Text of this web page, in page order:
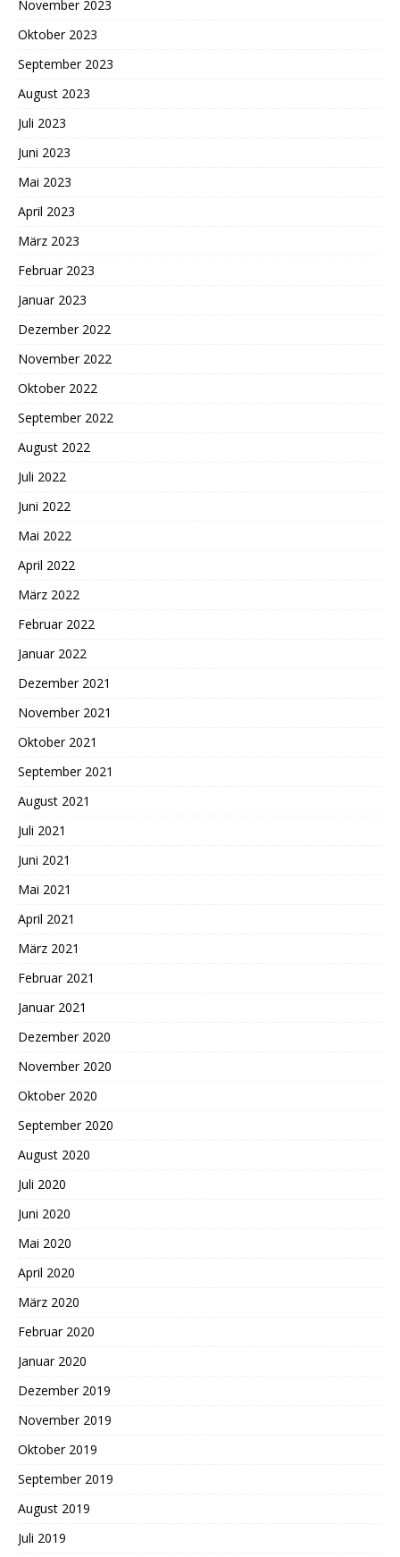
November 2023
Oktober 2023
September 2023
August 2023
Juli 2023
Juni 2023
Mai 2023
April 2023
März 2023
Februar 2023
Januar 2023
Dezember 2022
November 2022
Oktober 2022
September 2022
August 2022
Juli 2022
Juni 2022
Mai 2022
April 2022
März 2022
Februar 2022
Januar 2022
Dezember 2021
November 2021
Oktober 2021
September 2021
August 2021
Juli 2021
Juni 2021
Mai 2021
April 2021
März 2021
Februar 2021
Januar 2021
Dezember 2020
November 2020
Oktober 2020
September 2020
August 2020
Juli 2020
Juni 2020
Mai 2020
April 2020
März 2020
Februar 2020
Januar 2020
Dezember 2019
November 2019
Oktober 2019
September 2019
August 2019
Juli 2019